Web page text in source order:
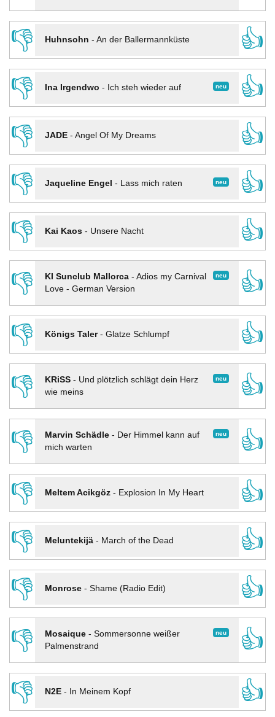
👎
Huhnsohn - An der Ballermannküste
👍
👎
neu
Ina Irgendwo - Ich steh wieder auf
👍
👎
JADE- Angel Of My Dreams
👍
👎
neu
Jaqueline Engel - Lass mich raten
👍
👎
Kai Kaos- Unsere Nacht
👍
👎
neu
KI Sunclub Mallorca- Adios my Carnival
Love - German Version
👍
👎
Königs Taler- Glatze Schlumpf
👍
👎
neu
KRiSS- Und plötzlich schlägt dein Herz
wie meins
👍
👎 neu
Marvin Schädle- Der Himmel kann auf
mich warten
👍
👎
Meltem Acikgöz- Explosion In My Heart
👍
👎
Meluntekijä- March of the Dead
👍
👎
Monrose- Shame (Radio Edit)
👍
👎
neu
Mosaique- Sommersonne weißer
Palmenstrand
👍
👎
N2E- In Meinem Kopf
👍